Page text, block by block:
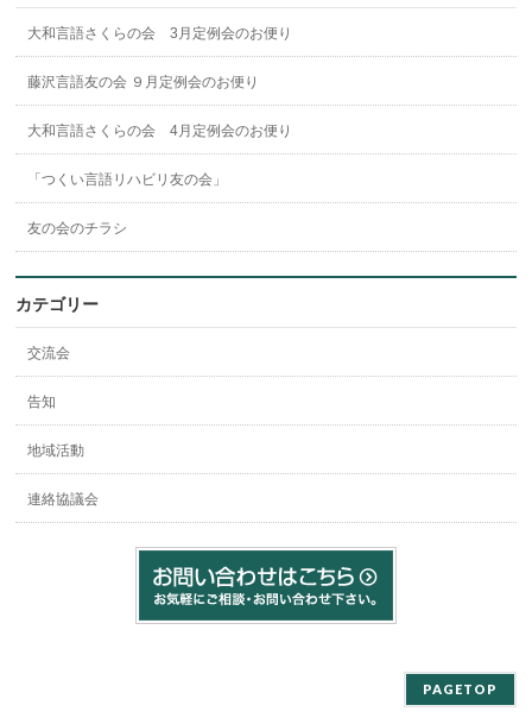
大和言語さくらの会 3月定例会のお便り
藤沢言語友の会 ９月定例会のお便り
大和言語さくらの会 4月定例会のお便り
「つくい言語リハビリ友の会」
友の会のチラシ
カテゴリー
交流会
告知
地域活動
連絡協議会
PAGETOP